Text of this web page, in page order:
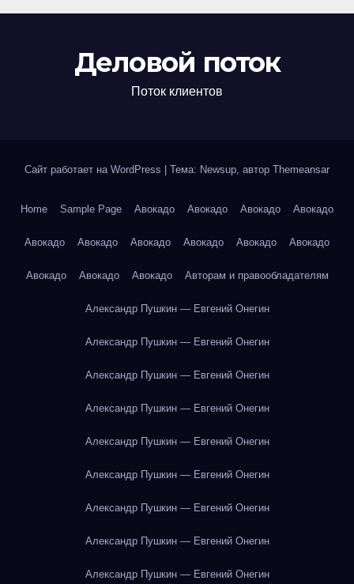
Деловой поток
Поток клиентов
Сайт работает на WordPress Тема: Newsup, автор Themeansar
Home Sample Page Авокадо Авокадо Авокадо Авокадо
Авокадо Авокадо Авокадо Авокадо Авокадо Авокадо
Авокадо Авокадо Авокадо Авторам и правообладателям
Александр Пушкин — Евгений Онегин
Александр Пушкин — Евгений Онегин
Александр Пушкин — Евгений Онегин
Александр Пушкин — Евгений Онегин
Александр Пушкин — Евгений Онегин
Александр Пушкин — Евгений Онегин
Александр Пушкин — Евгений Онегин
Александр Пушкин — Евгений Онегин
Александр Пушкин — Евгений Онегин